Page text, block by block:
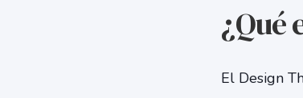
¿Qué
El Design